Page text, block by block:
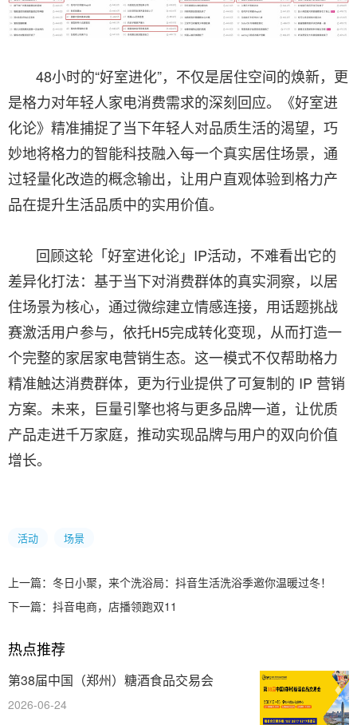
48小时的“好室进化”，不仅是居住空间的焕新，更
是格力对年轻人家电消费需求的深刻回应。《好室进
化论》精准捕捉了当下年轻人对品质生活的渴望，巧
妙地将格力的智能科技融入每一个真实居住场景，通
过轻量化改造的概念输出，让用户直观体验到格力产
品在提升生活品质中的实用价值。
回顾这轮「好室进化论」IP活动，不难看出它的
差异化打法：基于当下对消费群体的真实洞察，以居
住场景为核心，通过微综建立情感连接，用话题挑战
赛激活用户参与，依托H5完成转化变现，从而打造一
个完整的家居家电营销生态。这一模式不仅帮助格力
精准触达消费群体，更为行业提供了可复制的 IP 营销
方案。未来，巨量引擎也将与更多品牌一道，让优质
产品走进千万家庭，推动实现品牌与用户的双向价值
增长。
活动 场景
上一篇： 冬日小聚，来个洗浴局：抖音生活洗浴季邀你温暖过冬！
下一篇： 抖音电商，店播领跑双11
热点推荐
第38届中国（郑州）糖酒食品交易会
2026-06-24